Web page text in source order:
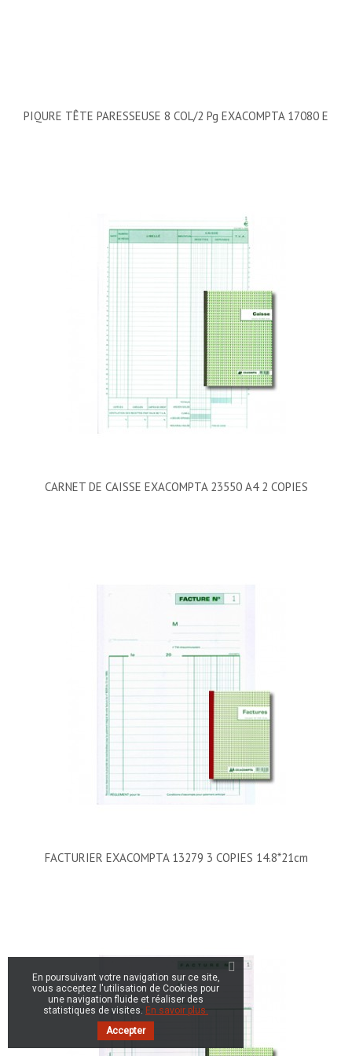
PIQURE TÊTE PARESSEUSE 8 COL/2 Pg EXACOMPTA 17080 E
CARNET DE CAISSE EXACOMPTA 23550 A4 2 COPIES
FACTURIER EXACOMPTA 13279 3 COPIES 14.8*21cm
En poursuivant votre navigation sur ce site,
vous acceptez l'utilisation de Cookies pour
une navigation fluide et réaliser des
statistiques de visites. En savoir plus.
Accepter